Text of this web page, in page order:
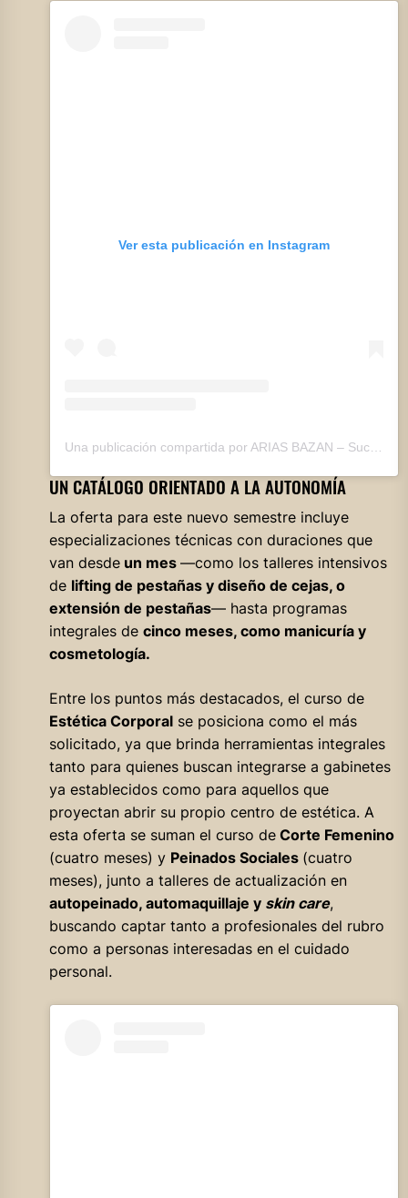
Ver esta publicación en Instagram
Una publicación compartida por ARIAS BAZAN – Suc. Río Primero (@ariasbazan_rioprimero)
UN CATÁLOGO ORIENTADO A LA AUTONOMÍA
La oferta para este nuevo semestre incluye
especializaciones técnicas con duraciones que
van desdeun mes —como los talleres intensivos
de lifting de pestañas y diseño de cejas, o
extensión de pestañas— hasta programas
integrales de cinco meses, como manicuría y
cosmetología.
Entre los puntos más destacados, el curso de
Estética Corporalse posiciona como el más
solicitado, ya que brinda herramientas integrales
tanto para quienes buscan integrarse a gabinetes
ya establecidos como para aquellos que
proyectan abrir su propio centro de estética. A
esta oferta se suman el curso deCorte Femenino
(cuatro meses) y Peinados Sociales (cuatro
meses), junto a talleres de actualización en
autopeinado, automaquillaje y skin care,
buscando captar tanto a profesionales del rubro
como a personas interesadas en el cuidado
personal.